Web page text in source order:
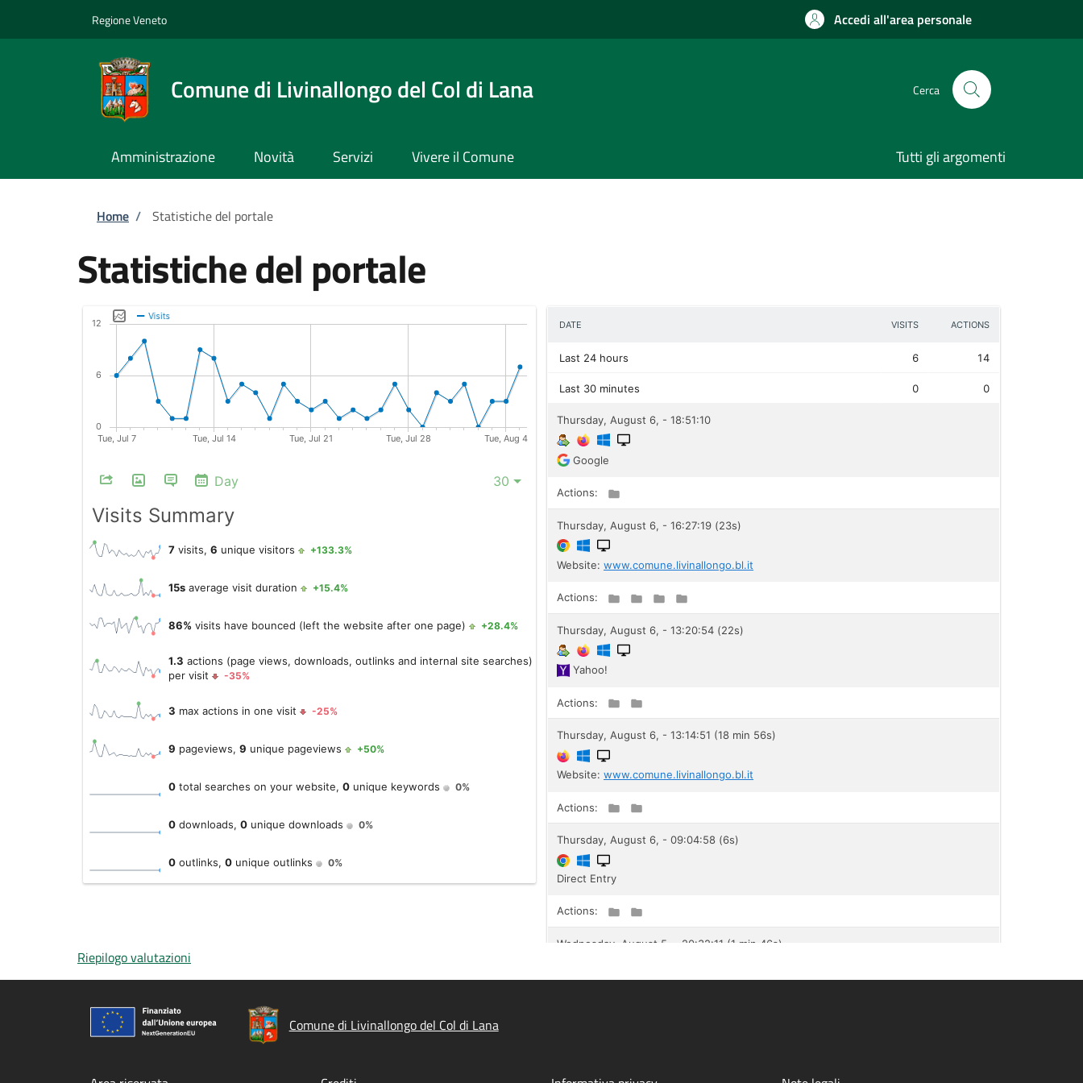
Regione Veneto Accedi all'area personale
Comune di Livinallongo del Col di Lana Cerca
Amministrazione Novità Servizi Vivere il Comune Tutti gli argomenti
Briciole di pane
Home / Statistiche del portale
Statistiche del portale
Riepilogo valutazioni
Comune di Livinallongo del Col di Lana